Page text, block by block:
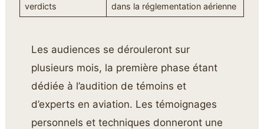
verdicts
dans la réglementation aérienne
Les audiences se dérouleront sur
plusieurs mois, la première phase étant
dédiée à l’audition de témoins et
d’experts en aviation. Les témoignages
personnels et techniques donneront une